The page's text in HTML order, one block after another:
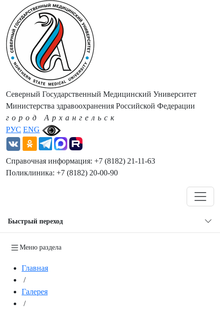
РУС ENG
Северный Государственный Медицинский Университет
Министерства здравоохранения Российской Федерации
город Архангельск
Справочная информация: +7 (8182) 21-11-63
Поликлиника: +7 (8182) 20-00-90
Быстрый переход
Меню раздела
Главная
/
Галерея
/